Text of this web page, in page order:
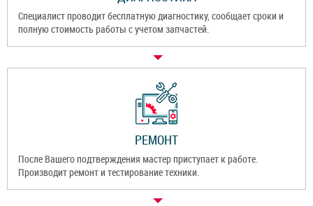
Специалист проводит бесплатную диагностику, сообщает сроки и
полную стоимость работы с учетом запчастей.
РЕМОНТ
После Вашего подтверждения мастер приступает к работе.
Производит ремонт и тестирование техники.